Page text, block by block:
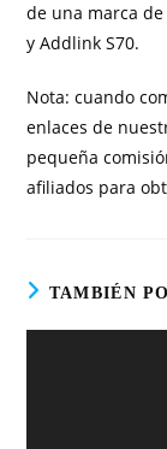
de una marca
y Addlink S70.
Nota: cuando
enlaces de
pequeña
afiliados para
TAMBIÉN